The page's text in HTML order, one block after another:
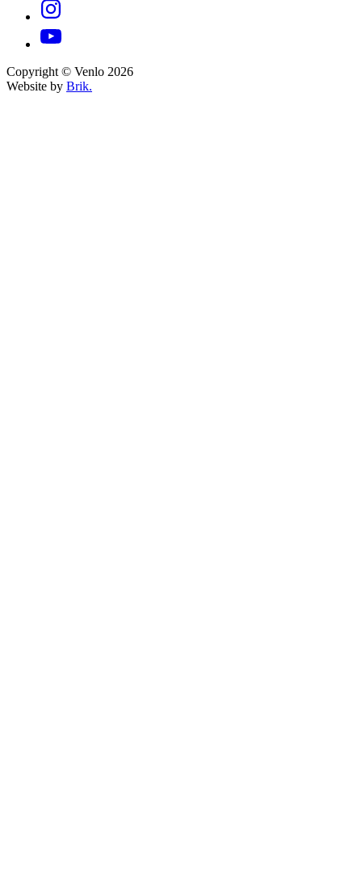
Copyright © Venlo 2026
Website by Brik.